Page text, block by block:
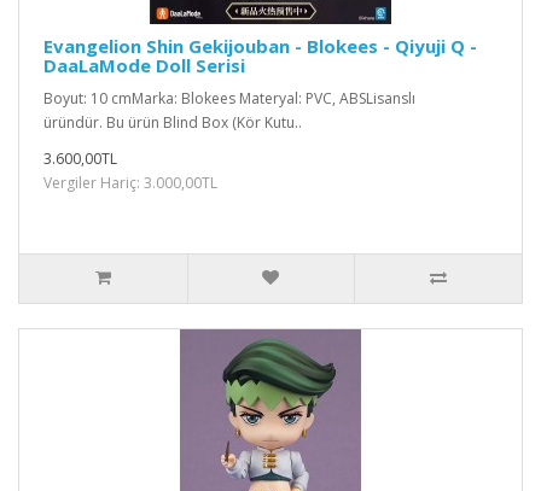
Evangelion Shin Gekijouban - Blokees - Qiyuji Q -
DaaLaMode Doll Serisi
Boyut: 10 cmMarka: Blokees Materyal: PVC, ABSLisanslı
üründür. Bu ürün Blind Box (Kör Kutu..
3.600,00TL
Vergiler Hariç: 3.000,00TL